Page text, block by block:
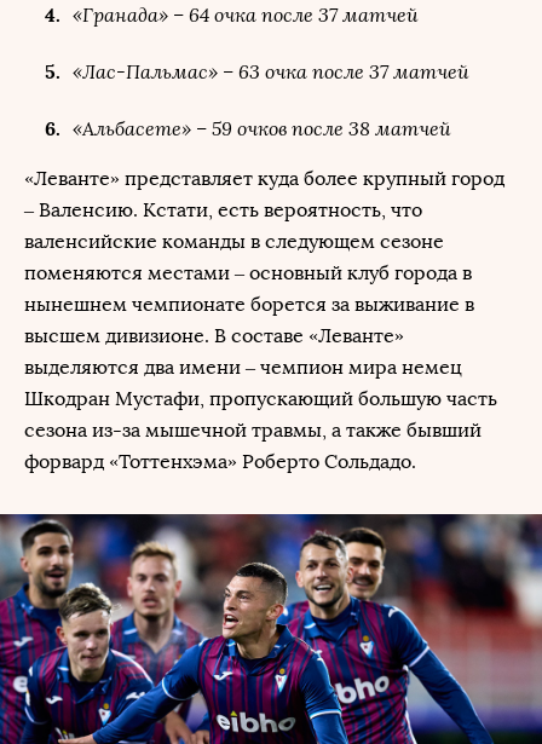
«Гранада» – 64 очка после 37 матчей
«Лас-Пальмас» – 63 очка после 37 матчей
«Альбасете» – 59 очков после 38 матчей
«Леванте» представляет куда более крупный город
– Валенсию. Кстати, есть вероятность, что
валенсийские команды в следующем сезоне
поменяются местами – основный клуб города в
нынешнем чемпионате борется за выживание в
высшем дивизионе. В составе «Леванте»
выделяются два имени – чемпион мира немец
Шкодран Мустафи, пропускающий большую часть
сезона из-за мышечной травмы, а также бывший
форвард «Тоттенхэма» Роберто Сольдадо.